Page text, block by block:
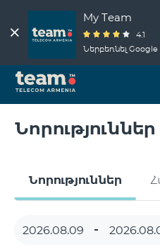
My Team
4.1
Ներբեռնել Google
Նորություններ
Նորություններ